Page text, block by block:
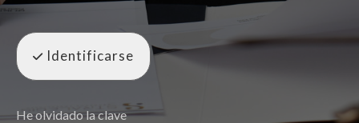
Identificarse
He olvidado la clave